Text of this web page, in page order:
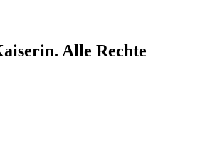
Alle Rechte